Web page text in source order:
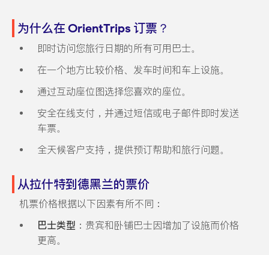
为什么在 OrientTrips 订票？
即时访问您旅行日期的所有可用巴士。
在一个地方比较价格、发车时间和车上设施。
通过互动座位图选择您喜欢的座位。
安全在线支付，并通过短信或电子邮件即时发送
车票。
全天候客户支持，提供预订帮助和旅行问题。
从拉什特到德黑兰的票价
机票价格根据以下因素有所不同：
巴士类型 ：贵宾和卧铺巴士因增加了设施而价格
更高。